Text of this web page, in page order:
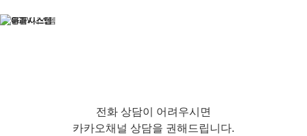
전화 상담이 어려우시면
카카오채널 상담을 권해드립니다.